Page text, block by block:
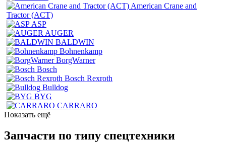
American Crane and
Tractor (ACT)
ASP
AUGER
BALDWIN
Bohnenkamp
BorgWarner
Bosch
Bosch Rexroth
Bulldog
BYG
CARRARO
Показать ещё
Запчасти по типу спецтехники